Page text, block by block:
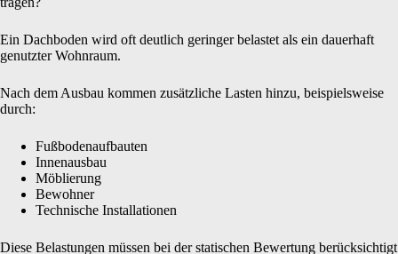
Ein Dachboden wird oft deutlich geringer belastet als ein dauerhaft
genutzter Wohnraum.
Nach dem Ausbau kommen zusätzliche Lasten hinzu, beispielsweise
durch:
Fußbodenaufbauten
Innenausbau
Möblierung
Bewohner
Technische Installationen
Diese Belastungen müssen bei der statischen Bewertung berücksichtigt